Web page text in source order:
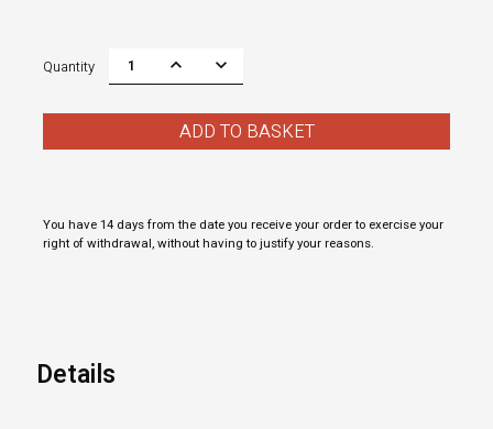
Quantity
ADD TO BASKET
You have 14 days from the date you receive your order to exercise your
right of withdrawal, without having to justify your reasons.
Details